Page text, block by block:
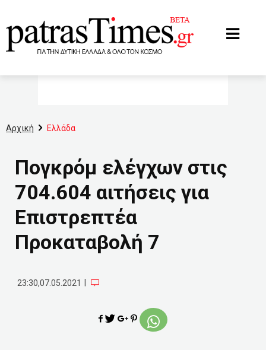
Αρχική Ελλάδα
Πογκρόμ ελέγχων στις
704.604 αιτήσεις για
Επιστρεπτέα
Προκαταβολή 7
23:30,07.05.2021